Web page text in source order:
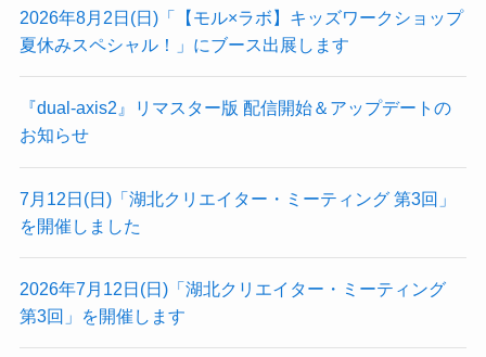
2026年8月2日(日)「【モル×ラボ】キッズワークショップ
夏休みスペシャル！」にブース出展します
『dual-axis2』リマスター版 配信開始＆アップデートの
お知らせ
7月12日(日)「湖北クリエイター・ミーティング 第3回」
を開催しました
2026年7月12日(日)「湖北クリエイター・ミーティング
第3回」を開催します